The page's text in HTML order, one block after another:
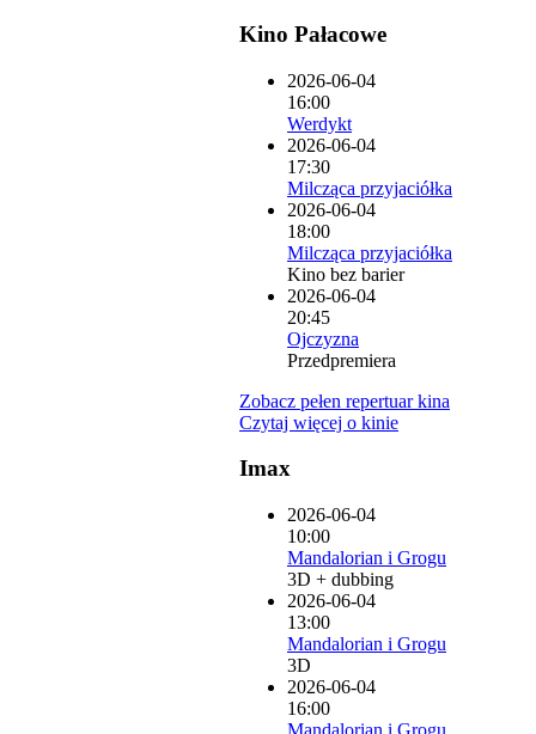
Kino Pałacowe
2026-06-04
16:00
Werdykt
2026-06-04
17:30
Milcząca przyjaciółka
2026-06-04
18:00
Milcząca przyjaciółka
Kino bez barier
2026-06-04
20:45
Ojczyzna
Przedpremiera
Zobacz pełen repertuar kina
Czytaj więcej o kinie
Imax
2026-06-04
10:00
Mandalorian i Grogu
3D + dubbing
2026-06-04
13:00
Mandalorian i Grogu
3D
2026-06-04
16:00